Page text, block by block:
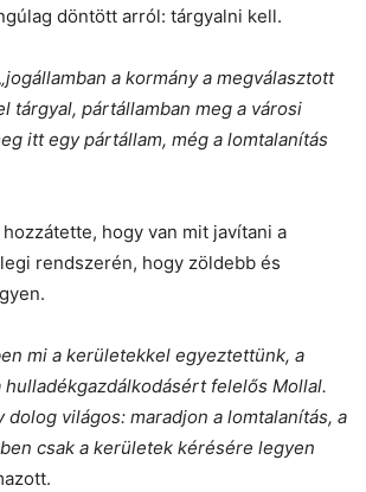
döntött arról: tárgyalni kell.
„jogállamban a kormány a megválasztott
tárgyal, pártállamban meg a városi
itt egy pártállam, még a lomtalanítás
hogy van mit javítani a
rendszerén, hogy zöldebb és
mi a kerületekkel egyeztettünk, a
hulladékgazdálkodásért felelős Mollal.
dolog világos: maradjon a lomtalanítás, a
csak a kerületek kérésére legyen